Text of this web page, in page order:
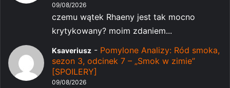
09/08/2026
czemu wątek Rhaeny jest tak mocno
krytykowany? moim zdaniem...
Ksaveriusz - Pomylone Analizy: Ród smoka,
sezon 3, odcinek 7 – „Smok w zimie”
[SPOILERY]
09/08/2026